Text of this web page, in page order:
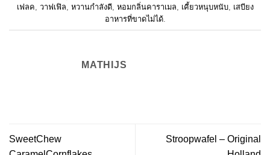
เฟลค วาฟเฟิล หวานกำลังดี, หอมกลิ่นคาราเมล เคี้ยวหนุบหนับ, เสบียง
อาหารที่ขาดไม่ได้.
MATHIJS
SweetChew
Stroopwafel – Original